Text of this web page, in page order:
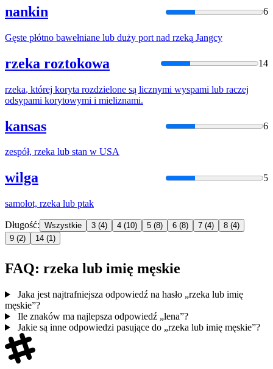
nankin 6
Gęste płótno bawełniane lub duży port nad rzeką Jangcy
rzeka roztokowa 14
rzeka, której koryta rozdzielone są licznymi wyspami lub raczej
odsypami korytowymi i mieliznami.
kansas 6
zespół, rzeka lub stan w USA
wilga 5
samolot, rzeka lub ptak
Długość: Wszystkie 3 (4) 4 (10) 5 (8) 6 (8) 7 (4) 8 (4)
9 (2) 14 (1)
FAQ: rzeka lub imię męskie
Jaka jest najtrafniejsza odpowiedź na hasło „rzeka lub imię
męskie”?
Ile znaków ma najlepsza odpowiedź „lena”?
Jakie są inne odpowiedzi pasujące do „rzeka lub imię męskie”?